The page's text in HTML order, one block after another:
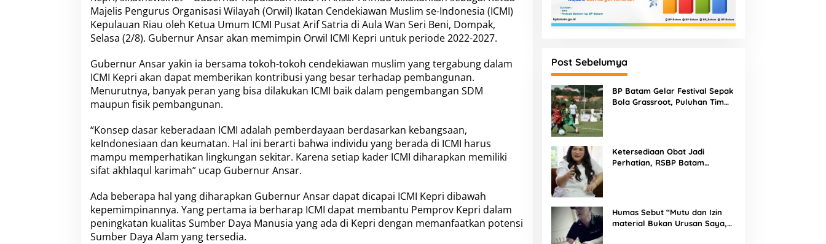
a
r
A
k
i
m
p
M
a
j
e
s
P
e
n
Majelis Pengurus Organisasi Wilayah (Orwil) Ikatan Cendekiawan Muslim se-Indonesia (ICMI)
Kepulauan Riau oleh Ketua Umum ICMI Pusat Arif Satria di Aula Wan Seri Beni, Dompak,
Selasa (2/8). Gubernur Ansar akan memimpin Orwil ICMI Kepri untuk periode 2022-2027.
Gubernur Ansar yakin ia bersama tokoh-tokoh cendekiawan muslim yang tergabung dalam
ICMI Kepri akan dapat memberikan kontribusi yang besar terhadap pembangunan.
Menurutnya, banyak peran yang bisa dilakukan ICMI baik dalam pengembangan SDM
maupun fisik pembangunan.
“Konsep dasar keberadaan ICMI adalah pemberdayaan berdasarkan kebangsaan,
keIndonesiaan dan keumatan. Hal ini berarti bahwa individu yang berada di ICMI harus
mampu memperhatikan lingkungan sekitar. Karena setiap kader ICMI diharapkan memiliki
sifat akhlaqul karimah” ucap Gubernur Ansar.
Ada beberapa hal yang diharapkan Gubernur Ansar dapat dicapai ICMI Kepri dibawah
kepemimpinannya. Yang pertama ia berharap ICMI dapat membantu Pemprov Kepri dalam
peningkatan kualitas Sumber Daya Manusia yang ada di Kepri dengan memanfaatkan potensi
Sumber Daya Alam yang tersedia.
Post Sebelumya
BP Batam Gelar Festival Sepak
Bola Grassroot, Puluhan Tim
Ketersediaan Obat Jadi
Perhatian, RSBP Batam
Humas Sebut “Mutu dan Izin
material Bukan Urusan Saya,